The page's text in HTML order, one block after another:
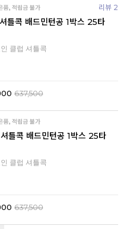
리뷰 2
틀콕 배드민턴공 1박스 25타
클럽 셔틀콕
637,500
틀콕 배드민턴공 1박스 25타
클럽 셔틀콕
637,500